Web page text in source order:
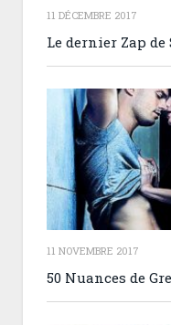
11 DÉCEMBRE 2017
Le dernier Zap de
11 NOVEMBRE 2017
50 Nuances de